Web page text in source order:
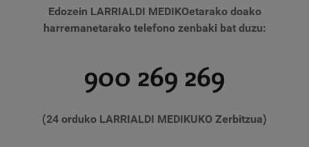
Edozein LARRIALDI MEDIKOetarako doako
harremanetarako telefono zenbaki bat duzu:
900 269 269
(24 orduko LARRIALDI MEDIKUKO Zerbitzua)